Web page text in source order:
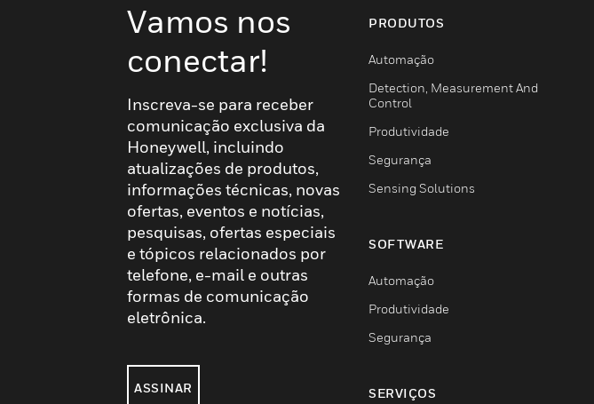
Vamos nos
conectar!
Inscreva-se para receber
comunicação exclusiva da
Honeywell, incluindo
atualizações de produtos,
informações técnicas, novas
ofertas, eventos e notícias,
pesquisas, ofertas especiais
e tópicos relacionados por
telefone, e-mail e outras
formas de comunicação
eletrônica.
ASSINAR
PRODUTOS
Automação
Detection, Measurement And
Control
Produtividade
Segurança
Sensing Solutions
SOFTWARE
Automação
Produtividade
Segurança
SERVIÇOS